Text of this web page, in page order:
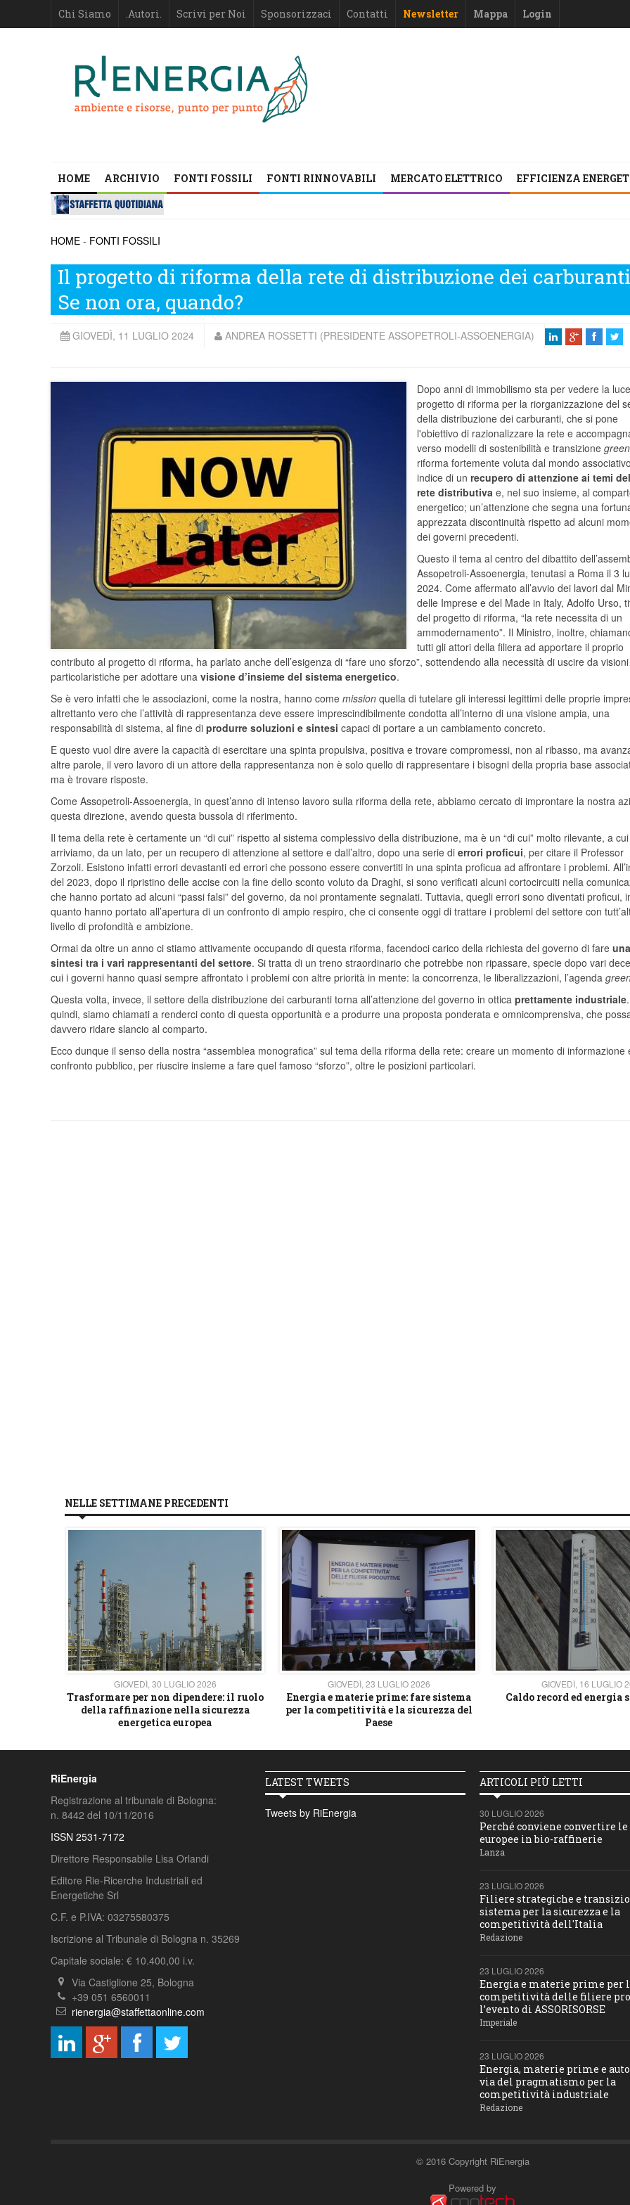
Chi Siamo .Autori. Scrivi per Noi Sponsorizzaci Contatti Newsletter Mappa Login
HOME ARCHIVIO FONTI FOSSILI FONTI RINNOVABILI MERCATO ELETTRICO EFFICIENZA
HOME - FONTI FOSSILI
Il progetto di riforma della rete di distribuzione dei
Se non ora, quando?
GIOVEDÌ, 11 LUGLIO 2024 ANDREA ROSSETTI (PRESIDENTE ASSOPETROLI-ASSOENERGIA)
Dopo anni di immobilismo sta per vedere la
progetto di riforma per la riorganizzazione del
della distribuzione dei carburanti, che si pone
l'obiettivo di razionalizzare la rete e
verso modelli di sostenibilità e transizione green
riforma fortemente voluta dal mondo
indice di un recupero di attenzione ai temi
rete distributivae, nel suo insieme, al
energetico; un’attenzione che segna una
apprezzata discontinuità rispetto ad alcuni
dei governi precedenti.
Questo il tema al centro del dibattito
Assopetroli-Assoenergia, tenutasi a Roma il 3
2024. Come affermato all’avvio dei lavori dal
delle Imprese e del Made in Italy, Adolfo Urso,
del progetto di riforma, “la rete necessita di un
ammodernamento”. Il Ministro, inoltre,
tutti gli attori della filiera ad apportare il proprio
contributo al progetto di riforma, ha parlato anche dell’esigenza di “fare uno sforzo”, sottendendo alla necessità di uscire da visioni
particolaristiche per adottare una visione d’insieme del sistema energetico.
Se è vero infatti che le associazioni, come la nostra, hanno come mission quella di tutelare gli interessi legittimi delle proprie
altrettanto vero che l’attività di rappresentanza deve essere imprescindibilmente condotta all’interno di una visione ampia, una
responsabilità di sistema, al fine di produrre soluzioni e sintesi capaci di portare a un cambiamento concreto.
E questo vuol dire avere la capacità di esercitare una spinta propulsiva, positiva e trovare compromessi, non al ribasso, ma
altre parole, il vero lavoro di un attore della rappresentanza non è solo quello di rappresentare i bisogni della propria base
ma è trovare risposte.
Come Assopetroli-Assoenergia, in quest’anno di intenso lavoro sulla riforma della rete, abbiamo cercato di improntare la nostra
questa direzione, avendo questa bussola di riferimento.
Il tema della rete è certamente un “di cui” rispetto al sistema complessivo della distribuzione, ma è un “di cui” molto rilevante, a cui
arriviamo, da un lato, per un recupero di attenzione al settore e dall’altro, dopo una serie di errori proficui, per citare il Professor
Zorzoli. Esistono infatti errori devastanti ed errori che possono essere convertiti in una spinta proficua ad affrontare i problemi.
del 2023, dopo il ripristino delle accise con la fine dello sconto voluto da Draghi, si sono verificati alcuni cortocircuiti nella
che hanno portato ad alcuni “passi falsi” del governo, da noi prontamente segnalati. Tuttavia, quegli errori sono diventati proficui,
quanto hanno portato all’apertura di un confronto di ampio respiro, che ci consente oggi di trattare i problemi del settore con
livello di profondità e ambizione.
Ormai da oltre un anno ci stiamo attivamente occupando di questa riforma, facendoci carico della richiesta del governo di fare una
sintesi tra i vari rappresentanti del settore. Si tratta di un treno straordinario che potrebbe non ripassare, specie dopo vari
cui i governi hanno quasi sempre affrontato i problemi con altre priorità in mente: la concorrenza, le liberalizzazioni, l’agenda
Questa volta, invece, il settore della distribuzione dei carburanti torna all’attenzione del governo in ottica prettamente industriale
quindi, siamo chiamati a renderci conto di questa opportunità e a produrre una proposta ponderata e omnicomprensiva, che
davvero ridare slancio al comparto.
Ecco dunque il senso della nostra “assemblea monografica” sul tema della riforma della rete: creare un momento di informazione
confronto pubblico, per riuscire insieme a fare quel famoso “sforzo”, oltre le posizioni particolari.
NELLE SETTIMANE PRECEDENTI
GIOVEDÌ, 30 LUGLIO 2026
Trasformare per non dipendere: il ruolo
della raffinazione nella sicurezza
energetica europea
GIOVEDÌ, 23 LUGLIO 2026
Energia e materie prime: fare sistema
per la competitività e la sicurezza del
Paese
GIOVEDÌ, 16 LUGLIO
Caldo record ed energia
RiEnergia
Registrazione al tribunale di Bologna:
n. 8442 del 10/11/2016
ISSN 2531-7172
Direttore Responsabile Lisa Orlandi
Editore Rie-Ricerche Industriali ed
Energetiche Srl
C.F. e P.IVA: 03275580375
Iscrizione al Tribunale di Bologna n. 35269
Capitale sociale: € 10.400,00 i.v.
Via Castiglione 25, Bologna
+39 051 6560011
rienergia@staffettaonline.com
LATEST TWEETS
Tweets by RiEnergia
ARTICOLI PIÙ LETTI
30 LUGLIO 2026
Perché conviene convertire
europee in bio-raffinerie
Lanza
23 LUGLIO 2026
Filiere strategiche e
sistema per la sicurezza e la
competitività dell'Italia
Redazione
23 LUGLIO 2026
Energia e materie prime per
competitività delle filiere
l’evento di ASSORISORSE
Imperiale
23 LUGLIO 2026
Energia, materie prime e
via del pragmatismo per la
competitività industriale
Redazione
© 2016 Copyright RiEnergia
Powered by